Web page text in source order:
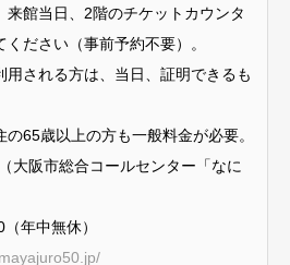
来館当日、2階のチケットカウンタ
ださい（事前予約不要）。
される方は、当日、証明できるも
65歳以上の方も一般料金が必要。
⼤阪市総合コールセンター「なに
年中無休）